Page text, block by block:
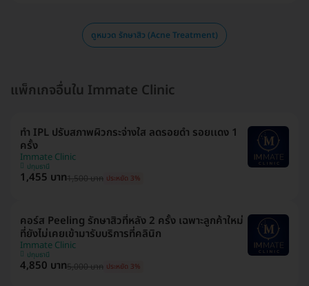
ดูหมวด รักษาสิว (Acne Treatment)
แพ็กเกจอื่นใน Immate Clinic
ทำ IPL ปรับสภาพผิวกระจ่างใส ลดรอยดำ รอยเเดง 1
ครั้ง
Immate Clinic
ปทุมธานี
1,455 บาท1,500 บาท ประหยัด 3%
คอร์ส Peeling รักษาสิวที่หลัง 2 ครั้ง เฉพาะลูกค้าใหม่
ที่ยังไม่เคยเข้ามารับบริการที่คลินิก
Immate Clinic
ปทุมธานี
4,850 บาท5,000 บาท ประหยัด 3%